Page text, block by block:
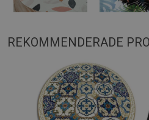
REKOMMENDERADE